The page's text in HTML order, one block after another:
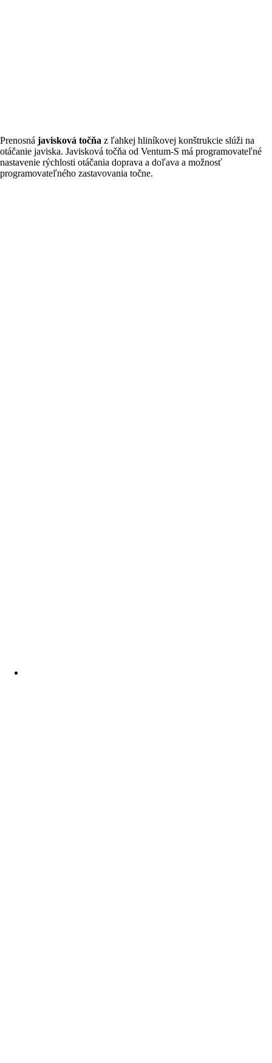
Prenosná javisková točňa z ľahkej hliníkovej konštrukcie slúži na
otáčanie javiska. Javisková točňa od Ventum-S má programovateľné
nastavenie rýchlosti otáčania doprava a doľava a možnosť
programovateľného zastavovania točne.